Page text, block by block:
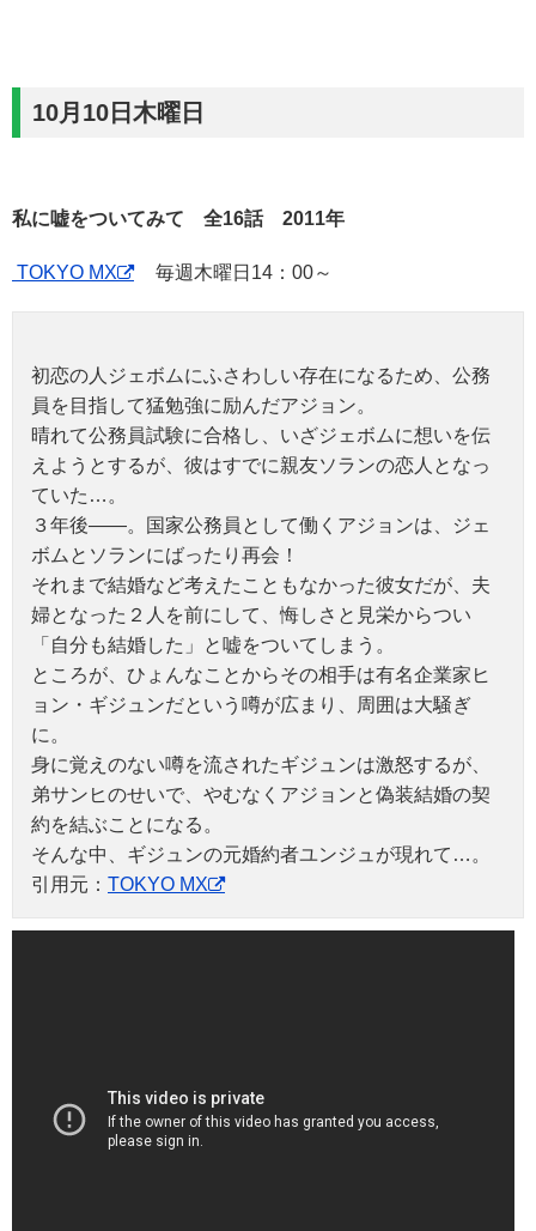
10月10日木曜日
私に嘘をついてみて 全16話 2011年
TOKYO MX 毎週木曜日14：00～
初恋の人ジェボムにふさわしい存在になるため、公務
員を目指して猛勉強に励んだアジョン。
晴れて公務員試験に合格し、いざジェボムに想いを伝
えようとするが、彼はすでに親友ソランの恋人となっ
ていた…。
３年後――。国家公務員として働くアジョンは、ジェ
ボムとソランにばったり再会！
それまで結婚など考えたこともなかった彼女だが、夫
婦となった２人を前にして、悔しさと見栄からつい
「自分も結婚した」と嘘をついてしまう。
ところが、ひょんなことからその相手は有名企業家ヒ
ョン・ギジュンだという噂が広まり、周囲は大騒ぎ
に。
身に覚えのない噂を流されたギジュンは激怒するが、
弟サンヒのせいで、やむなくアジョンと偽装結婚の契
約を結ぶことになる。
そんな中、ギジュンの元婚約者ユンジュが現れて…。
引用元： TOKYO MX